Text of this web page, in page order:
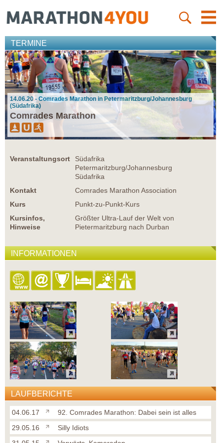
TERMINE
14.06.20 - Comrades Marathon in Petermaritzburg/Johannesburg
(Südafrika)
Comrades Marathon
Veranstaltungsort
Südafrika
Petermaritzburg/Johannesburg
Südafrika
Kontakt
Comrades Marathon Association
Kurs
Punkt-zu-Punkt-Kurs
Kursinfos,
Hinweise
Größter Ultra-Lauf der Welt von
Pietermaritzburg nach Durban
INFORMATIONEN
LAUFBERICHTE
04.06.17
92. Comrades Marathon: Dabei sein ist alles
29.05.16
Silly Idiots